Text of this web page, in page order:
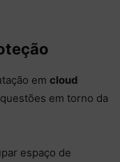
em cloud
em torno da
espaço de